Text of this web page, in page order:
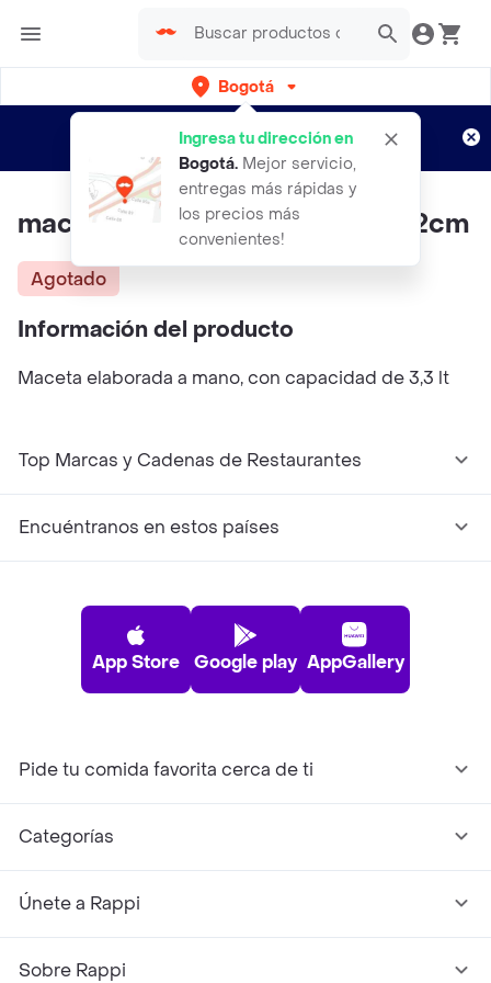
Bogotá
Ingresa tu dirección en
Bogotá. Mejor servicio,
entregas más rápidas y
los precios más
convenientes!
envíos gratis por semanas
Aplican TyC
maceta Tejida Dagua Natural 22cm
Agotado
Información del producto
Maceta elaborada a mano, con capacidad de 3,3 lt
Top Marcas y Cadenas de Restaurantes
Encuéntranos en estos países
App Store Google play AppGallery
Pide tu comida favorita cerca de ti
Categorías
Únete a Rappi
Sobre Rappi